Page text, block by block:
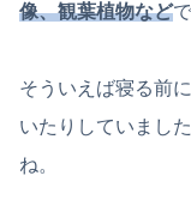
像、観葉植物など
そういえば寝る前
いたりしていまし
ね。